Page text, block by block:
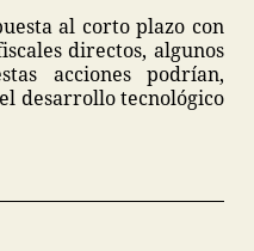
al corto plazo con
directos, algunos
acciones podrían,
desarrollo tecnológico